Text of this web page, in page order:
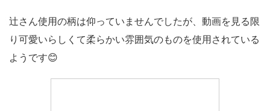
辻さん使用の柄は仰っていませんでしたが、動画を見る限
り可愛いらしくて柔らかい雰囲気のものを使用されている
ようです😊